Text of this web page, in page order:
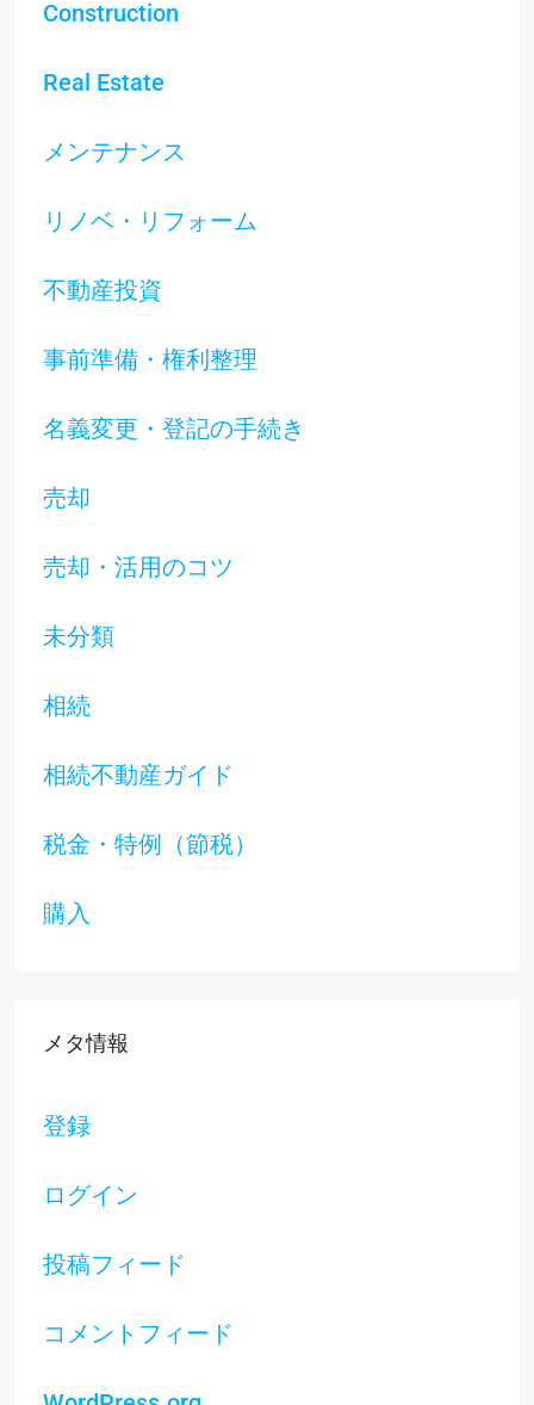
Construction
Real Estate
メンテナンス
リノベ・リフォーム
不動産投資
事前準備・権利整理
名義変更・登記の手続き
売却
売却・活用のコツ
未分類
相続
相続不動産ガイド
税金・特例（節税）
購入
メタ情報
登録
ログイン
投稿フィード
コメントフィード